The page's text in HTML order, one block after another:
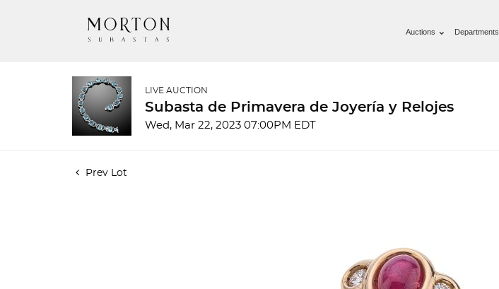
Auctions Departments
LIVE AUCTION
Subasta de Primavera de Joyería y Relojes
Wed, Mar 22, 2023 07:00PM EDT
Prev Lot